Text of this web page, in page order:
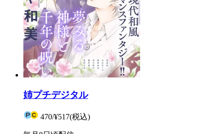
姉プチデジタル
470/¥517(税込)